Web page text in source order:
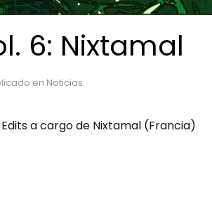
6: Nixtamal
en Noticias.
a cargo de Nixtamal (Francia)